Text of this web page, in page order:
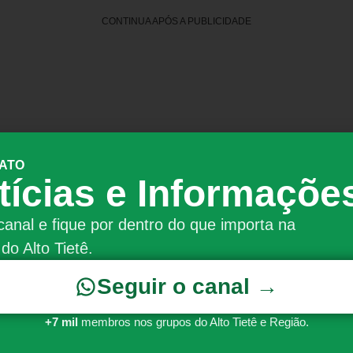
CONTINUA APÓS A PUBLICIDADE
produção- Copomais
uma bolsa de R$ 929,00 (Bruto mensal) e vale
e atribuições:
e
e fique por dentro do que importa na
Alto Tietê.
Seguir o canal →
+7 mil membros nos grupos do Alto Tietê e Região.